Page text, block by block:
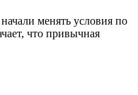
менять условия по
что привычная